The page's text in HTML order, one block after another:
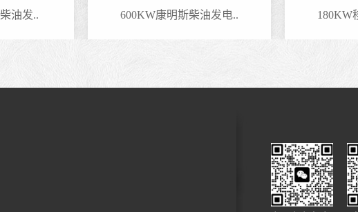
油发.. 600KW康明斯柴油发电.. 180KW